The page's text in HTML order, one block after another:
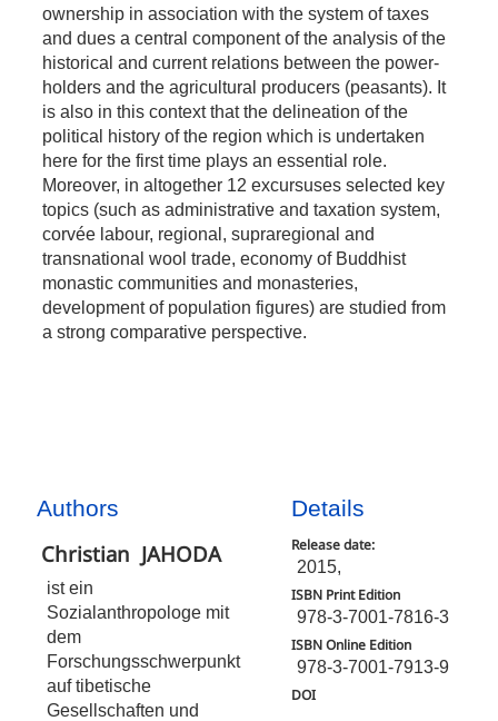
ownership in association with the system of taxes
and dues a central component of the analysis of the
historical and current relations between the power-
holders and the agricultural producers (peasants). It
is also in this context that the delineation of the
political history of the region which is undertaken
here for the first time plays an essential role.
Moreover, in altogether 12 excursuses selected key
topics (such as administrative and taxation system,
corvée labour, regional, supraregional and
transnational wool trade, economy of Buddhist
monastic communities and monasteries,
development of population figures) are studied from
a strong comparative perspective.
Authors
Christian JAHODA
ist ein
Sozialanthropologe mit
dem
Forschungsschwerpunkt
auf tibetische
Gesellschaften und
Details
Release date:
2015,
ISBN Print Edition
978-3-7001-7816-3
ISBN Online Edition
978-3-7001-7913-9
DOI